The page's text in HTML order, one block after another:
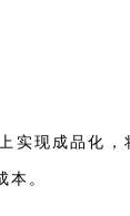
现成品化，
。